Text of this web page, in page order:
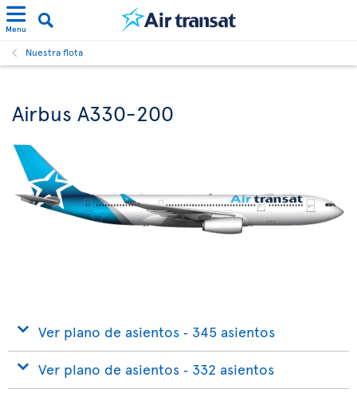
Menu
Nuestra flota
Airbus A330-200
Ver plano de asientos ‐ 345 asientos
Ver plano de asientos ‐ 332 asientos